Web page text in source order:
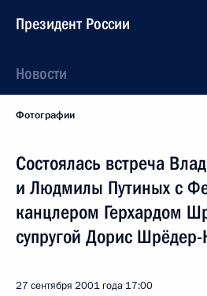
Президент России
Новости
Фотографии
Состоялась встреча
и Людмилы Путиных с
канцлером Герхардом
супругой Дорис
27 сентября 2001 года 17:00